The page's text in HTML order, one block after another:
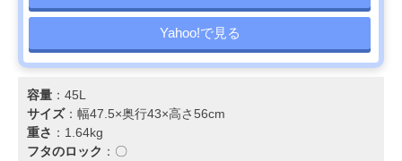
Yahoo!で見る
容量 ：45L
サイズ：幅47.5×奥行43×高さ56cm
重さ ：1.64kg
フタのロック ：〇